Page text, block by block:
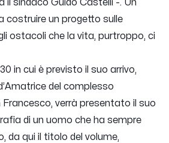
il sindaco Guido Castelli -. Un
costruire un progetto sulle
ostacoli che la vita, purtroppo, ci
in cui è previsto il suo arrivo,
del complesso
verrà presentato il suo
di un uomo che ha sempre
da qui il titolo del volume,